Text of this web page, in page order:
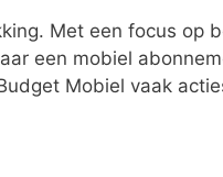
Met een focus op
een mobiel
Mobiel vaak